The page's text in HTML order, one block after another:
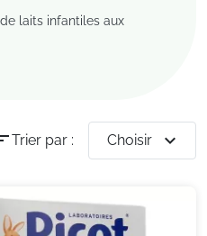
laits infantiles aux
Trier par : Choisir expand_more